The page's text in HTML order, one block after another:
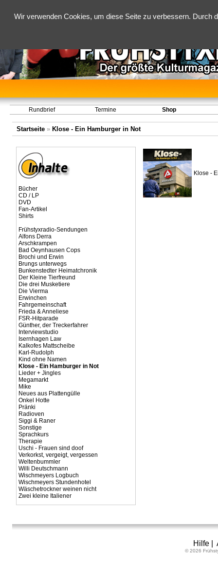
Wir verwenden Cookies, um diese Seite zu verbessern.
Rundbrief Termine Shop
Startseite» Klose - Ein Hamburger in Not
Bücher
CD / LP
DVD
Fan-Artikel
Shirts
Frühstyxradio-Sendungen
Alfons Derra
Arschkrampen
Bad Oeynhausen Cops
Brochi und Erwin
Brungs unterwegs
Bunkenstedter Heimatchronik
Der Kleine Tierfreund
Die drei Musketiere
Die Vierma
Erwinchen
Fahrgemeinschaft
Frieda & Anneliese
FSR-Hitparade
Günther, der Treckerfahrer
Interviewstudio
Isernhagen Law
Kalkofes Mattscheibe
Karl-Rudolph
Kind ohne Namen
Klose - Ein Hamburger in Not
Lieder + Jingles
Megamarkt
Mike
Neues aus Plattengülle
Onkel Hotte
Pränki
Radioven
Siggi & Raner
Sonstige
Sprachkurs
Therapie
Uschi - Frauen sind doof
Verkorkst, vergeigt, vergessen
Weltenbummler
Willi Deutschmann
Wischmeyers Logbuch
Wischmeyers Stundenhotel
Wäschetrockner weinen nicht
Zwei kleine Italiener
Klose -
Hilfe|
© 2026